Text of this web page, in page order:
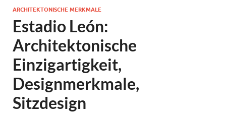
ARCHITEKTONISCHE MERKMALE
Estadio León:
Architektonische
Einzigartigkeit,
Designmerkmale,
Sitzdesign